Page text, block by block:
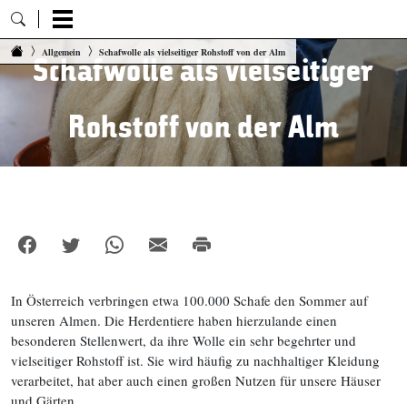
Zum Inhalt springen
Allgemein Schafwolle als vielseitiger Rohstoff von der Alm
Schafwolle als vielseitiger
Rohstoff von der Alm
In Österreich verbringen etwa 100.000 Schafe den Sommer auf
unseren Almen. Die Herdentiere haben hierzulande einen
besonderen Stellenwert, da ihre Wolle ein sehr begehrter und
vielseitiger Rohstoff ist. Sie wird häufig zu nachhaltiger Kleidung
verarbeitet, hat aber auch einen großen Nutzen für unsere Häuser
und Gärten.